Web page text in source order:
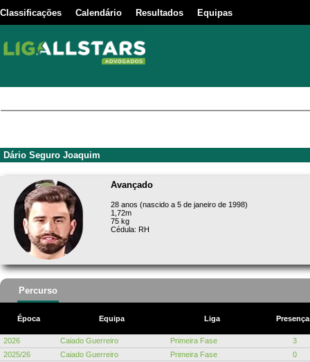
Classificações Calendário Resultados Equipas
Dário Seguro Joaquim
Avançado
28 anos (nascido a 5 de janeiro de 1998)
1,72m
75 kg
Cédula: RH
Percurso
Época Equipa Liga
2026 Caiado Guerreiro Primeira Fase
3
2025/26
Caiado Guerreiro Primeira Fase
0